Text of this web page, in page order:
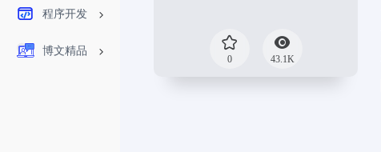
程序开发
博文精品
0 43.1K